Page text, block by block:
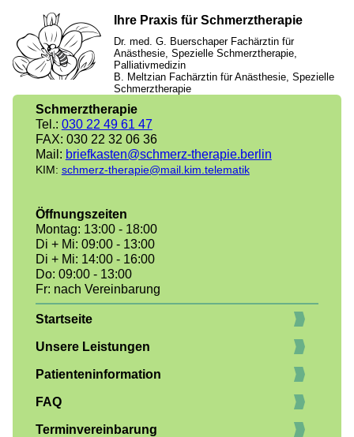
Schmerztherapie
Tel.: 030 22 49 61 47
FAX: 030 22 32 06 36
Mail: briefkasten@schmerz-therapie.berlin
KIM: schmerz-therapie@mail.kim.telematik
Öffnungszeiten
Montag: 13:00 - 18:00
Di + Mi: 09:00 - 13:00
Di + Mi: 14:00 - 16:00
Do: 09:00 - 13:00
Fr: nach Vereinbarung
Startseite
Unsere Leistungen
Patienteninformation
FAQ
Terminvereinbarung
Ihre Praxis für Schmerztherapie
Dr. med. G. Buerschaper Fachärztin für
Anästhesie, Spezielle Schmerztherapie,
Palliativmedizin
B. Meltzian Fachärztin für Anästhesie, Spezielle
Schmerztherapie